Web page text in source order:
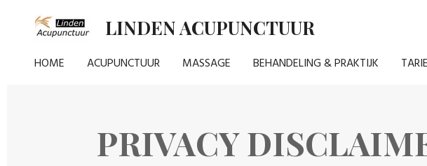
LINDEN ACUPUNCTUUR
HOME ACUPUNCTUUR MASSAGE BEHANDELING & PRAKTIJK
PRIVACY